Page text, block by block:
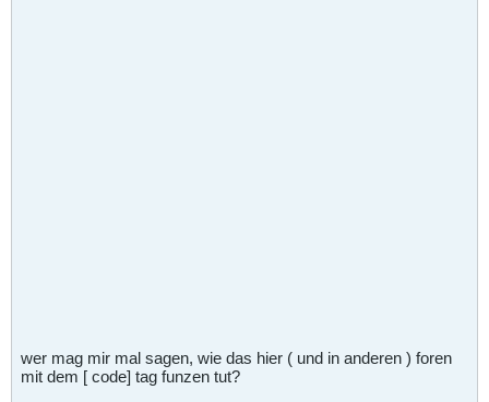
wer mag mir mal sagen, wie das hier ( und in anderen ) foren
mit dem [ code] tag funzen tut?